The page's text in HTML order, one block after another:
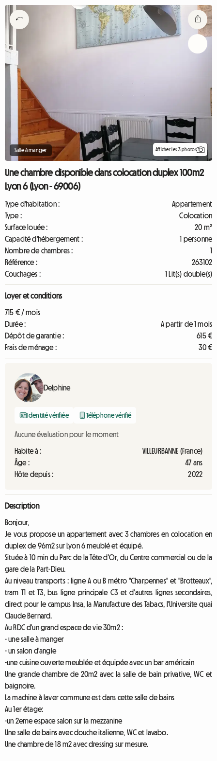
Salle à manger Afficher les 3 photos
Une chambre disponible dans colocation duplex 100m2
Lyon 6 (Lyon - 69006)
Type d'habitation :
Appartement
Type :
Colocation
Surface louée :
20 m²
Capacité d'hébergement :
1 personne
Nombre de chambres :
1
Référence :
263102
Couchages :
1 Lit(s) double(s)
Loyer et conditions
715 € / mois
Durée :
A partir de 1 mois
Dépôt de garantie :
615 €
Frais de ménage :
30 €
Delphine
Identité vérifiée Téléphone vérifié
Aucune évaluation pour le moment
Habite à :
VILLEURBANNE (France)
Âge :
47 ans
Hôte depuis :
2022
Description
Bonjour,
Je vous propose un appartement avec 3 chambres en colocation en
duplex de 96m2 sur Lyon 6 meublé et équipé.
Située à 10 min du Parc de la Tête d'Or, du Centre commercial ou de la
gare de la Part-Dieu.
Au niveau transports : ligne A ou B métro "Charpennes" et "Brotteaux",
tram T1 et T3, bus ligne principale C3 et d'autres lignes secondaires,
direct pour le campus Insa, la Manufacture des Tabacs, l'Universite quai
Claude Bernard.
Au RDC d'un grand espace de vie 30m2 :
- une salle à manger
- un salon d'angle
-une cuisine ouverte meublée et équipée avec un bar américain
Une grande chambre de 20m2 avec la salle de bain privative, WC et
baignoire.
La machine à laver commune est dans cette salle de bains
Au 1er étage:
-un 2eme espace salon sur la mezzanine
Une salle de bains avec douche italienne, WC et lavabo.
Une chambre de 18 m2 avec dressing sur mesure.